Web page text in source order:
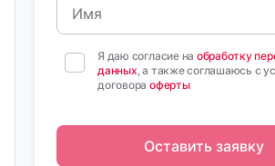
Я даю согласие на обработку
данных, а также соглашаюсь с
договора оферты
Оставить заявку